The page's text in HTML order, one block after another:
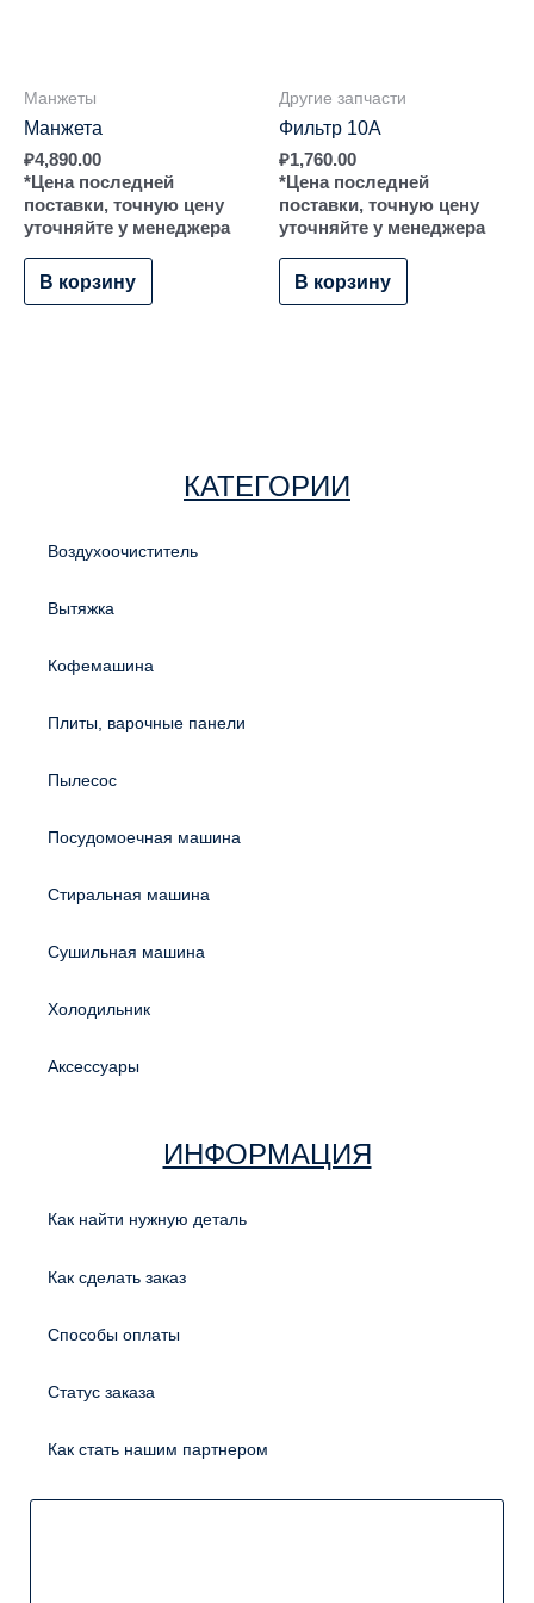
Манжеты
Манжета
₽4,890.00
*Цена последней
поставки, точную цену
уточняйте у менеджера
В корзину
Другие запчасти
Фильтр 10А
₽1,760.00
*Цена последней
поставки, точную цену
уточняйте у менеджера
В корзину
КАТЕГОРИИ
Воздухоочиститель
Вытяжка
Кофемашина
Плиты, варочные панели
Пылесос
Посудомоечная машина
Стиральная машина
Сушильная машина
Холодильник
Аксессуары
ИНФОРМАЦИЯ
Как найти нужную деталь
Как сделать заказ
Способы оплаты
Статус заказа
Как стать нашим партнером